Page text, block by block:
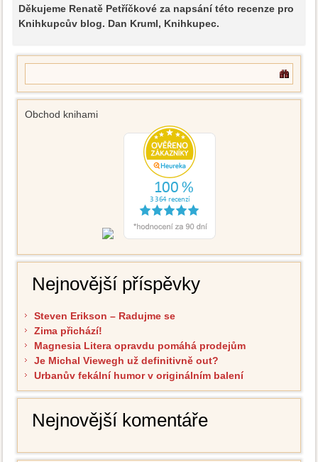
Děkujeme Renatě Petříčkové za napsání této recenze pro
Knihkupcův blog. Dan Kruml, Knihkupec.
Obchod knihami
Nejnovější příspěvky
Steven Erikson – Radujme se
Zima přichází!
Magnesia Litera opravdu pomáhá prodejům
Je Michal Viewegh už definitivně out?
Urbanův fekální humor v originálním balení
Nejnovější komentáře